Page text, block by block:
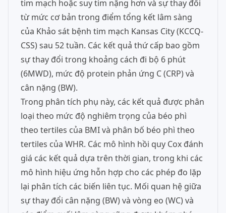
tim mạch hoặc suy tim nặng hơn và sự thay đổi
từ mức cơ bản trong điểm tổng kết lâm sàng
của Khảo sát bệnh tim mạch Kansas City (KCCQ-
CSS) sau 52 tuần. Các kết quả thứ cấp bao gồm
sự thay đổi trong khoảng cách đi bộ 6 phút
(6MWD), mức độ protein phản ứng C (CRP) và
cân nặng (BW).
Trong phân tích phụ này, các kết quả được phân
loại theo mức độ nghiêm trọng của béo phì
theo tertiles của BMI và phân bố béo phì theo
tertiles của WHR. Các mô hình hồi quy Cox đánh
giá các kết quả dựa trên thời gian, trong khi các
mô hình hiệu ứng hỗn hợp cho các phép đo lặp
lại phân tích các biến liên tục. Mối quan hệ giữa
sự thay đổi cân nặng (BW) và vòng eo (WC) và